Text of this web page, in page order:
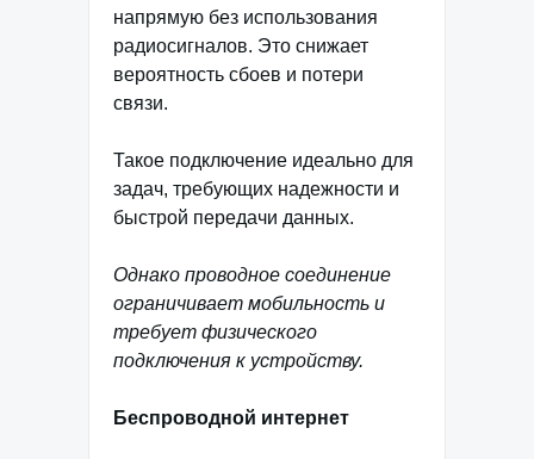
напрямую без использования
радиосигналов. Это снижает
вероятность сбоев и потери
связи.
Такое подключение идеально для
задач, требующих надежности и
быстрой передачи данных.
Однако проводное соединение
ограничивает мобильность и
требует физического
подключения к устройству.
Беспроводной интернет